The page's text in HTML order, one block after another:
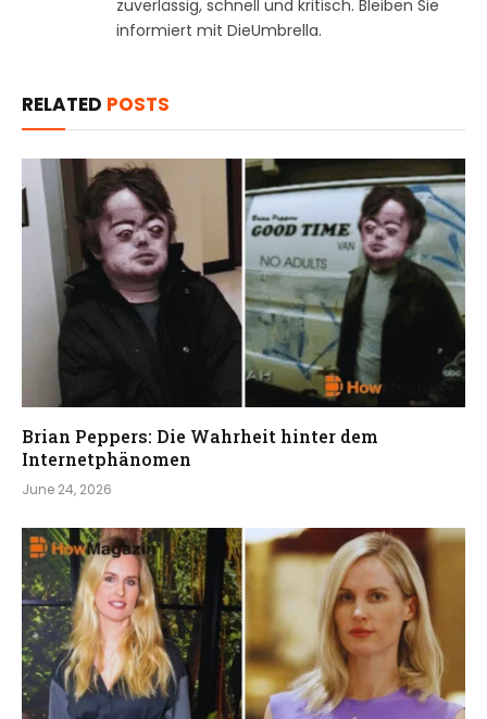
zuverlässig, schnell und kritisch. Bleiben Sie
informiert mit DieUmbrella.
RELATED POSTS
Brian Peppers: Die Wahrheit hinter dem
Internetphänomen
June 24, 2026